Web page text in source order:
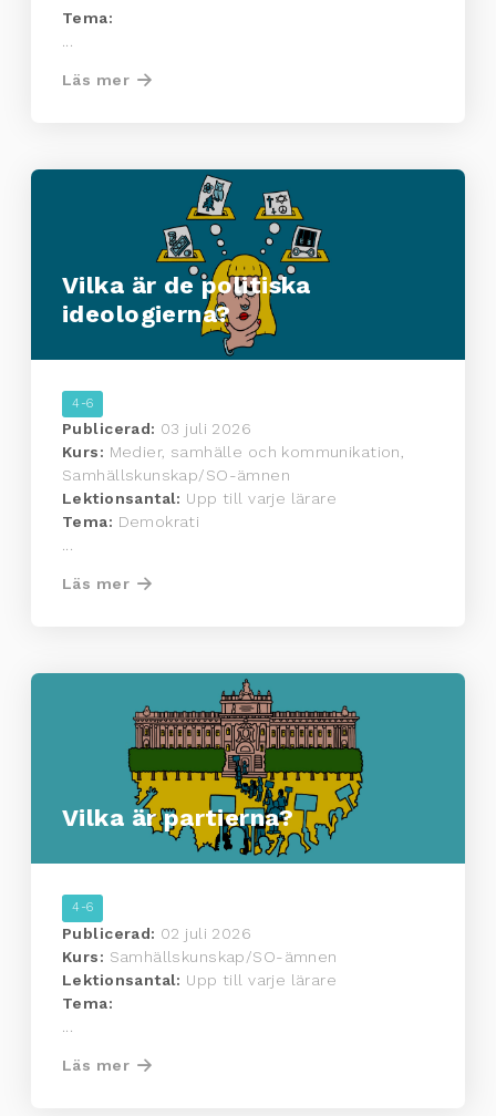
Tema:
Läs mer
Vilka är de politiska
ideologierna?
4-6
Publicerad: 03 juli 2026
Kurs: Medier, samhälle och kommunikation,
Samhällskunskap/SO-ämnen
Lektionsantal: Upp till varje lärare
Tema: Demokrati
...
Läs mer
Vilka är partierna?
4-6
Publicerad: 02 juli 2026
Kurs: Samhällskunskap/SO-ämnen
Lektionsantal: Upp till varje lärare
Tema:
Läs mer